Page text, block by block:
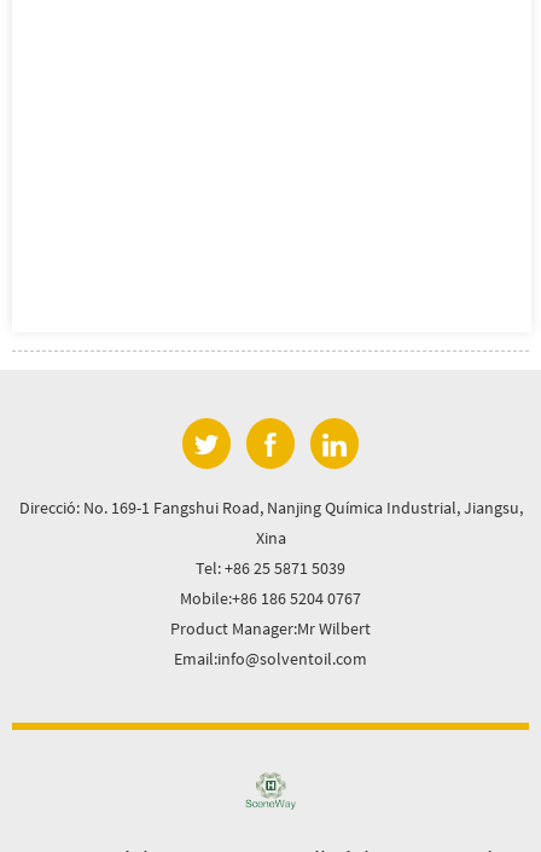
Direcció: No. 169-1 Fangshui Road, Nanjing Química Industrial, Jiangsu,
Xina
Tel: +86 25 5871 5039
Mobile:+86 186 5204 0767
Product Manager:Mr Wilbert
Email:info@solventoil.com